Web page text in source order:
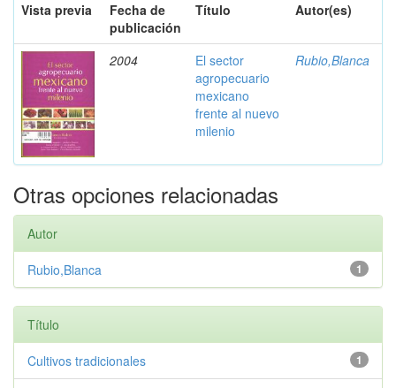
Vista previa
Fecha de
publicación
Título Autor(es)
2004
El sector
agropecuario
mexicano
frente al nuevo
milenio
Rubio,Blanca
Otras opciones relacionadas
Autor
1
Rubio,Blanca
Título
1
Cultivos tradicionales